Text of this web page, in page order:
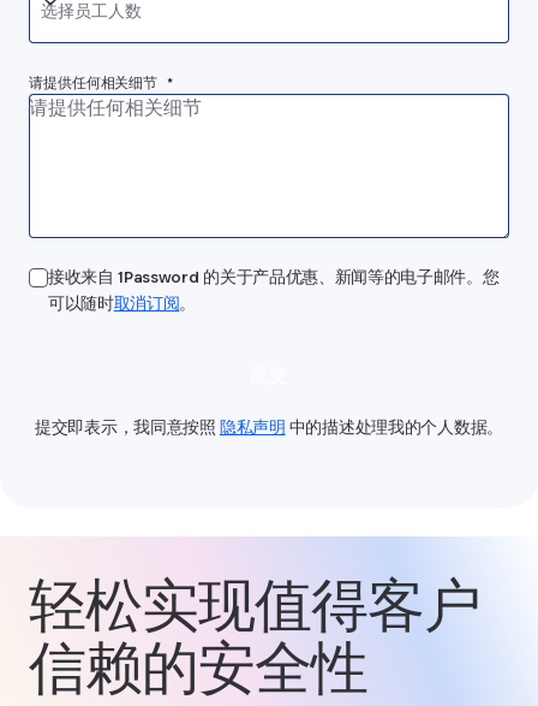
选择员工人数
请提供任何相关细节 *
接收来自 1Password 的关于产品优惠、新闻等的电子邮件。您
可以随时取消订阅。
提交即表示，我同意按照 隐私声明 中的描述处理我的个人数据。
轻松实现值得客户
信赖的安全性